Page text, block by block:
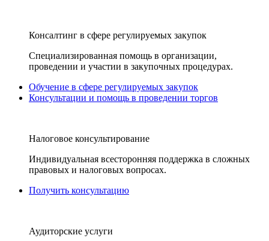
Консалтинг в сфере регулируемых закупок
Специализированная помощь в организации,
проведении и участии в закупочных процедурах.
Обучение в сфере регулируемых закупок
Консультации и помощь в проведении торгов
Налоговое консультирование
Индивидуальная всесторонняя поддержка в сложных
правовых и налоговых вопросах.
Получить консультацию
Аудиторские услуги